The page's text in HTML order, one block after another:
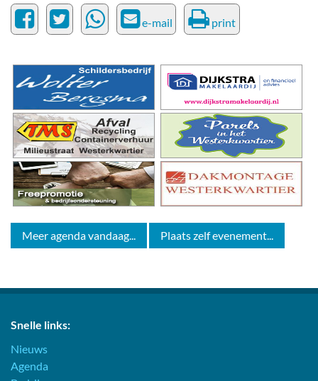
e-mail print
Meer agenda vandaag... Plaats zelf evenement...
Snelle links:
Nieuws
Agenda